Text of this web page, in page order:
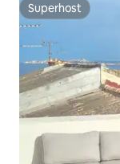
Superhost
Superhost